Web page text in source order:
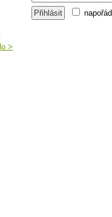
napořád
>